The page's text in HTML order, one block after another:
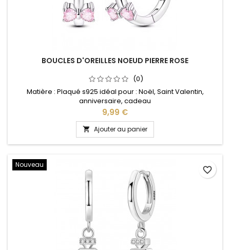
BOUCLES D'OREILLES NOEUD PIERRE ROSE
(0)
Matière : Plaqué s925 idéal pour : Noël, Saint Valentin,
anniversaire, cadeau
Prix
9,99 €
 Ajouter au panier
Nouveau
favorite_border